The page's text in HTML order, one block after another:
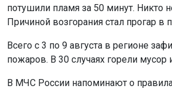
потушили пламя за 50 минут. Никто
Причиной возгорания стал прогар в
Всего с 3 по 9 августа в регионе
пожаров. В 30 случаях горели мусор
В МЧС России напоминают о